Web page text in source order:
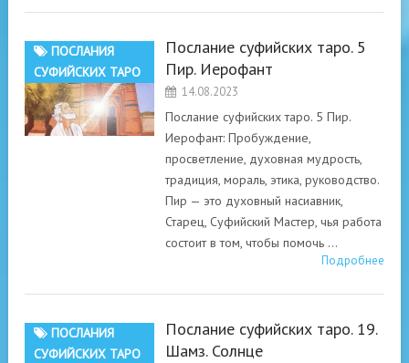
ПОСЛАНИЯ
СУФИЙСКИХ ТАРО
Послание суфийских таро. 5
Пир. Иерофант
14.08.2023
Послание суфийских таро. 5 Пир.
Иерофант: Пробуждение,
просветление, духовная мудрость,
традиция, мораль, этика, руководство.
Пир — это духовный насиавник,
Старец, Суфийский Мастер, чья работа
состоит в том, чтобы помочь …
Подробнее
ПОСЛАНИЯ
СУФИЙСКИХ ТАРО
Послание суфийских таро. 19.
Шамз. Солнце